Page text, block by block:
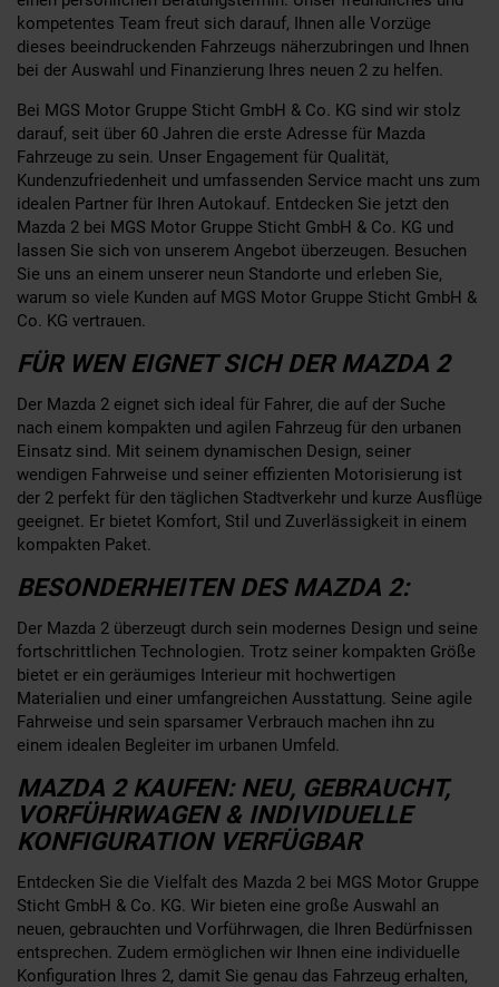
kompetentes Team freut sich darauf, Ihnen alle Vorzüge
dieses beeindruckenden Fahrzeugs näherzubringen und Ihnen
bei der Auswahl und Finanzierung Ihres neuen 2 zu helfen.
Bei MGS Motor Gruppe Sticht GmbH & Co. KG sind wir stolz
darauf, seit über 60 Jahren die erste Adresse für Mazda
Fahrzeuge zu sein. Unser Engagement für Qualität,
Kundenzufriedenheit und umfassenden Service macht uns zum
idealen Partner für Ihren Autokauf. Entdecken Sie jetzt den
Mazda 2 bei MGS Motor Gruppe Sticht GmbH & Co. KG und
lassen Sie sich von unserem Angebot überzeugen. Besuchen
Sie uns an einem unserer neun Standorte und erleben Sie,
warum so viele Kunden auf MGS Motor Gruppe Sticht GmbH &
Co. KG vertrauen.
FÜR WEN EIGNET SICH DER MAZDA 2
Der Mazda 2 eignet sich ideal für Fahrer, die auf der Suche
nach einem kompakten und agilen Fahrzeug für den urbanen
Einsatz sind. Mit seinem dynamischen Design, seiner
wendigen Fahrweise und seiner effizienten Motorisierung ist
der 2 perfekt für den täglichen Stadtverkehr und kurze Ausflüge
geeignet. Er bietet Komfort, Stil und Zuverlässigkeit in einem
kompakten Paket.
BESONDERHEITEN DES MAZDA 2:
Der Mazda 2 überzeugt durch sein modernes Design und seine
fortschrittlichen Technologien. Trotz seiner kompakten Größe
bietet er ein geräumiges Interieur mit hochwertigen
Materialien und einer umfangreichen Ausstattung. Seine agile
Fahrweise und sein sparsamer Verbrauch machen ihn zu
einem idealen Begleiter im urbanen Umfeld.
MAZDA 2 KAUFEN: NEU, GEBRAUCHT,
VORFÜHRWAGEN & INDIVIDUELLE
KONFIGURATION VERFÜGBAR
Entdecken Sie die Vielfalt des Mazda 2 bei MGS Motor Gruppe
Sticht GmbH & Co. KG. Wir bieten eine große Auswahl an
neuen, gebrauchten und Vorführwagen, die Ihren Bedürfnissen
entsprechen. Zudem ermöglichen wir Ihnen eine individuelle
Konfiguration Ihres 2, damit Sie genau das Fahrzeug erhalten,